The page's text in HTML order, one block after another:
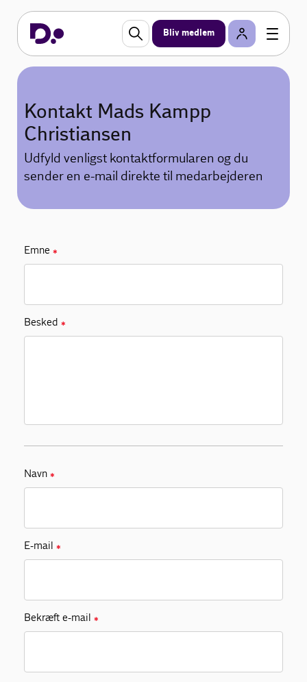
Bliv medlem
Kontakt Mads Kampp
Christiansen
Udfyld venligst kontaktformularen og du
sender en e-mail direkte til medarbejderen
Emne ✱
Besked ✱
Navn ✱
E-mail ✱
Bekræft e-mail ✱